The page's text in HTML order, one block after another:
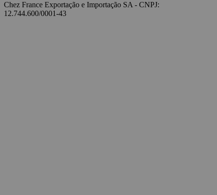
Chez France Exportação e Importação SA - CNPJ:
12.744.600/0001-43